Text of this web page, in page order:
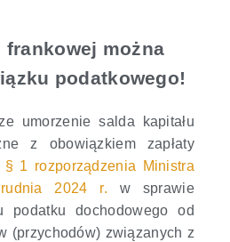
frankowej można
podatkowego!
umorzenie salda kapitału
z obowiązkiem zapłaty
§ 1 rozporządzenia Ministra
2024 r. w sprawie
podatku dochodowego od
(przychodów) związanych z